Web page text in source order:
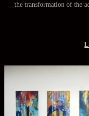
the transformation of the